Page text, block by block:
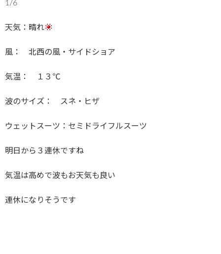
1/6
天気：晴れ
風： 北西の風・サイドショア
気温： １３℃
波のサイズ： スネ・ヒザ
ウェットスーツ：セミドライフルスーツ
明日から３連休ですね
気温は高めで波もお天気も良い
連休になりそうです